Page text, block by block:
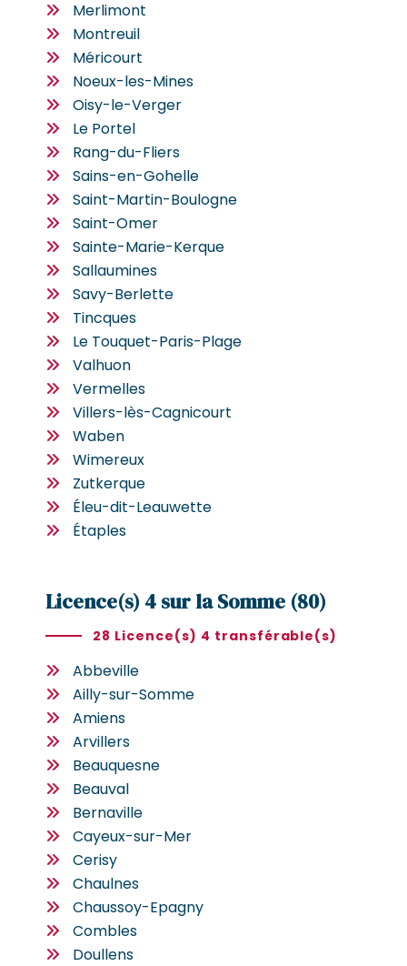
Merlimont
Montreuil
Méricourt
Noeux-les-Mines
Oisy-le-Verger
Le Portel
Rang-du-Fliers
Sains-en-Gohelle
Saint-Martin-Boulogne
Saint-Omer
Sainte-Marie-Kerque
Sallaumines
Savy-Berlette
Tincques
Le Touquet-Paris-Plage
Valhuon
Vermelles
Villers-lès-Cagnicourt
Waben
Wimereux
Zutkerque
Éleu-dit-Leauwette
Étaples
Licence(s) 4 sur la Somme (80)
28 Licence(s) 4 transférable(s)
Abbeville
Ailly-sur-Somme
Amiens
Arvillers
Beauquesne
Beauval
Bernaville
Cayeux-sur-Mer
Cerisy
Chaulnes
Chaussoy-Epagny
Combles
Doullens